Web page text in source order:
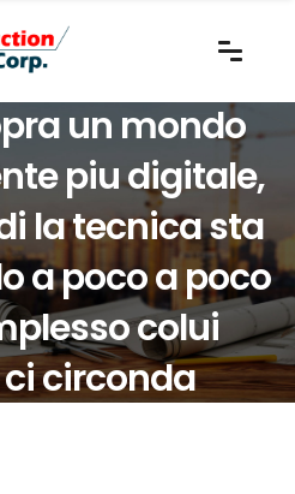
un mondo
piu digitale,
la tecnica sta
a poco a poco
colui
circonda